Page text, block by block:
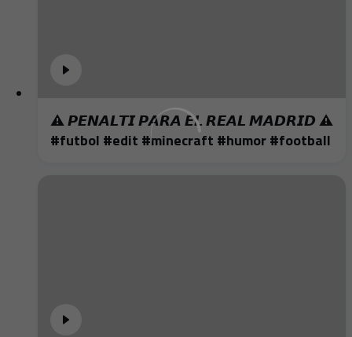
⚠️ 𝙋𝙀𝙉𝘼𝙇𝙏𝙄 𝙋𝘼𝙍𝘼 𝙀𝙇 𝙍𝙀𝘼𝙇 𝙈𝘼𝘿𝙍𝙄𝘿 ⚠️
#futbol #edit #minecraft #humor #football